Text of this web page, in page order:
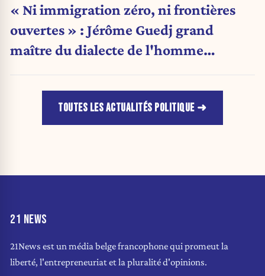
« Ni immigration zéro, ni frontières
ouvertes » : Jérôme Guedj grand
maître du dialecte de l'homme
TOUTES LES ACTUALITÉS POLITIQUE
21 NEWS
21News est un média belge francophone qui promeut la
liberté, l'entrepreneuriat et la pluralité d'opinions.